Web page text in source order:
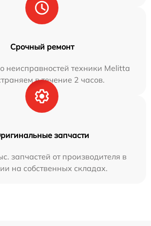
Срочный ремонт
неисправностей техники Melitta
в течение 2 часов.
запчасти
запчастей от производителя в
на собственных складах.